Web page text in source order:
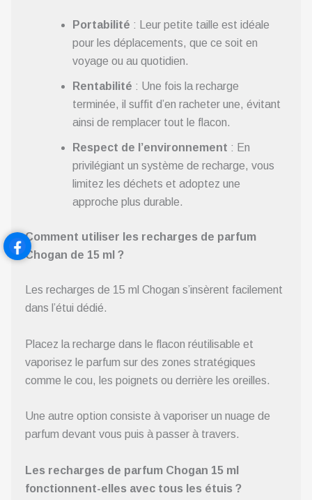
Portabilité : Leur petite taille est idéale
pour les déplacements, que ce soit en
voyage ou au quotidien.
Rentabilité : Une fois la recharge
terminée, il suffit d’en racheter une, évitant
ainsi de remplacer tout le flacon.
Respect de l’environnement : En
privilégiant un système de recharge, vous
limitez les déchets et adoptez une
approche plus durable.
Comment utiliser les recharges de parfum
Chogan de 15 ml ?
Les recharges de 15 ml Chogan s’insèrent facilement
dans l’étui dédié.
Placez la recharge dans le flacon réutilisable et
vaporisez le parfum sur des zones stratégiques
comme le cou, les poignets ou derrière les oreilles.
Une autre option consiste à vaporiser un nuage de
parfum devant vous puis à passer à travers.
Les recharges de parfum Chogan 15 ml
fonctionnent-elles avec tous les étuis ?